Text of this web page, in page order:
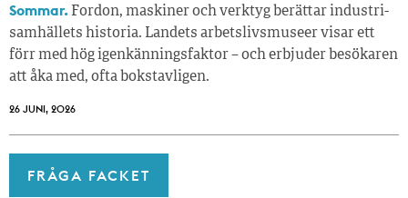
Sommar. Fordon, maskiner och verktyg berättar industri­
samhällets historia. Landets arbetslivsmuseer visar ett
förr med hög igenkänningsfaktor – och erbjuder besökaren
att åka med, ofta bokstavligen.
26 JUNI, 2026
FRÅGA FACKET